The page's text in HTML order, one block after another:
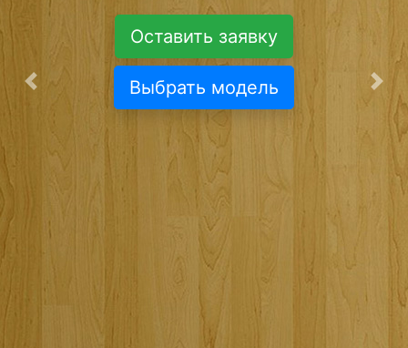
Оставить заявку
Выбрать модель
Предыдущая